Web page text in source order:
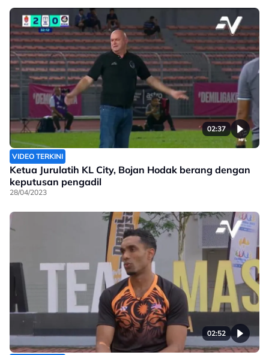
02:37
VIDEO TERKINI
Ketua Jurulatih KL City, Bojan Hodak berang dengan
keputusan pengadil
28/04/2023
02:52